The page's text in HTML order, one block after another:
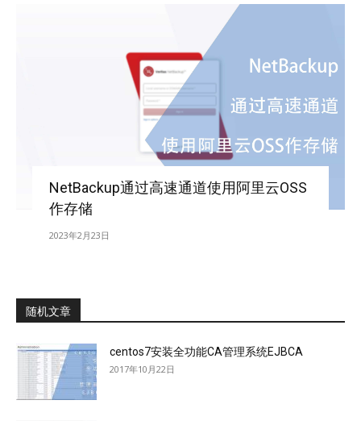
NetBackup通过高速通道使用阿里云OSS
作存储
2023年2月23日
随机文章
centos7安装全功能CA管理系统EJBCA
2017年10月22日